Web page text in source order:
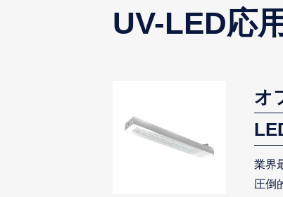
UV-LED応
オ
業界
圧倒